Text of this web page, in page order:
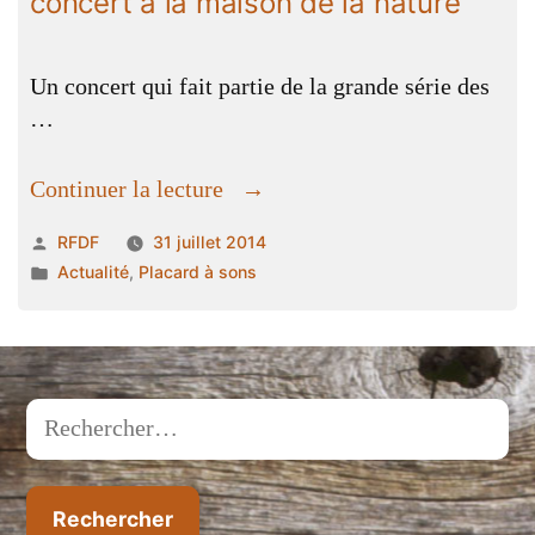
Un concert qui fait partie de la grande série des
…
Continuer la lecture
« La
des
bons
en
concert
maison
de
Publié
par
RFDF
31 juillet 2014
Publié
Actualité, Placard à sons
Rechercher :